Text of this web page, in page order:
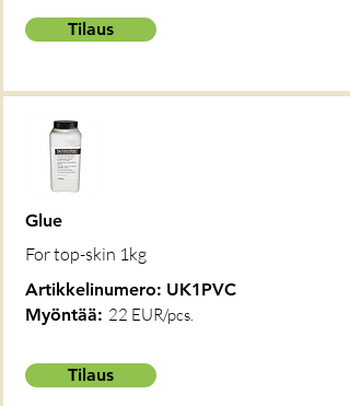
Tilaus
Glue
For top-skin 1kg
Artikkelinumero: UK1PVC
Myöntää: 22 EUR/pcs.
Tilaus